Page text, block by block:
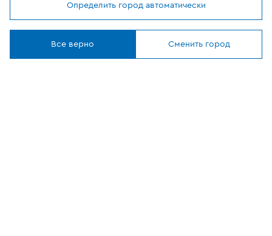
Мы используем cookies
Определить город автоматически
Все верно Сменить город